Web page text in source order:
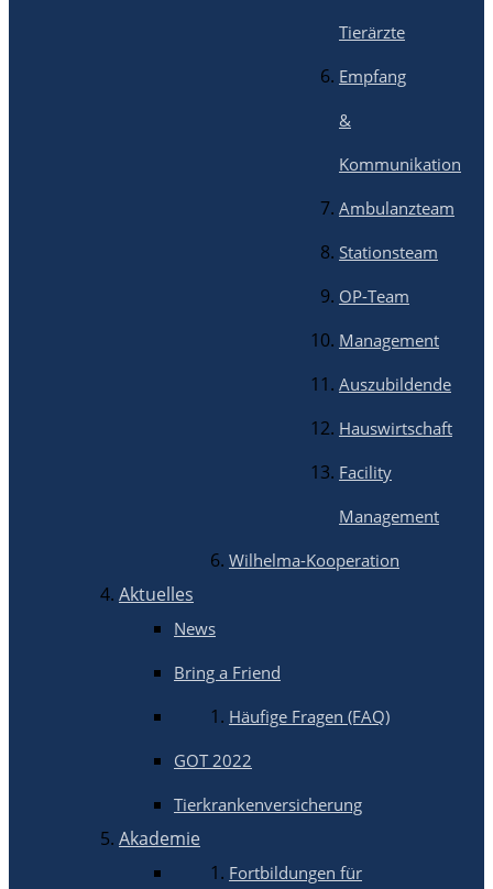
Tierärzte
Empfang
&
Kommunikation
Ambulanzteam
Stationsteam
OP-Team
Management
Auszubildende
Hauswirtschaft
Facility
Management
Wilhelma-Kooperation
Aktuelles
News
Bring a Friend
Häufige Fragen (FAQ)
GOT 2022
Tierkrankenversicherung
Akademie
Fortbildungen für